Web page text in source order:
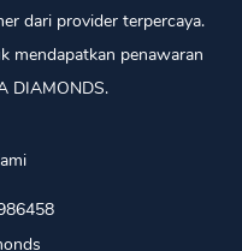
dari provider terpercaya.
mendapatkan penawaran
DIAMONDS.